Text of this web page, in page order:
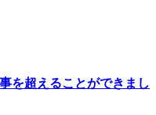
を超えることができまし